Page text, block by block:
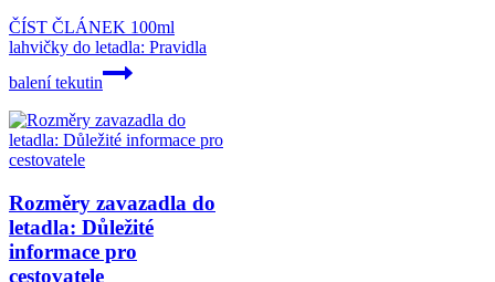
ČÍST ČLÁNEK 100ml
lahvičky do letadla: Pravidla
balení tekutin
Rozměry zavazadla do
letadla: Důležité
informace pro
cestovatele